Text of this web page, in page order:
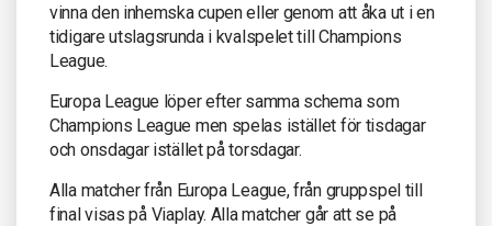
vinna den inhemska cupen eller genom att åka ut i en
tidigare utslagsrunda i kvalspelet till Champions
League.
Europa League löper efter samma schema som
Champions League men spelas istället för tisdagar
och onsdagar istället på torsdagar.
Alla matcher från Europa League, från gruppspel till
final visas på Viaplay. Alla matcher går att se på